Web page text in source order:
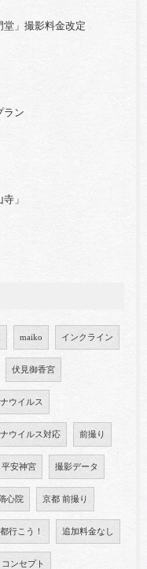
堂」撮影料金改定
ラン
」
maiko インクライン
伏見御香宮
ウイルス
ウイルス対応 前撮り
平安神宮 撮影データ
隋心院 京都 前撮り
行こう！ 追加料金なし
コンセプト